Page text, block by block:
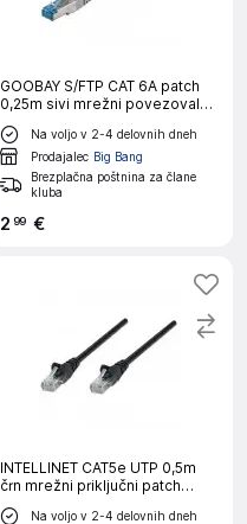
GOOBAY S/FTP CAT 6A patch
0,25m sivi mrežni povezovalni
kabel
Na voljo v 2-4 delovnih dneh
Prodajalec Big Bang
Brezplačna poštnina za člane
kluba
2 99 €
INTELLINET CAT5e UTP 0,5m
črn mrežni priključni patch
kabel
Na voljo v 2-4 delovnih dneh